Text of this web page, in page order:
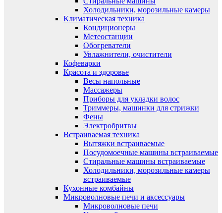
Холодильники, морозильные камеры
Климатическая техника
Кондиционеры
Метеостанции
Обогреватели
Увлажнители, очистители
Кофеварки
Красота и здоровье
Весы напольные
Массажеры
Приборы для укладки волос
Триммеры, машинки для стрижки
Фены
Электробритвы
Встраиваемая техника
Вытяжки встраиваемые
Посудомоечные машины встраиваемые
Стиральные машины встраиваемые
Холодильники, морозильные камеры
встраиваемые
Кухонные комбайны
Микроволновые печи и аксессуары
Микроволновые печи